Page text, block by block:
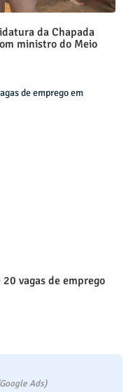
da Chapada
ministro do Meio
vagas de emprego
Ads)